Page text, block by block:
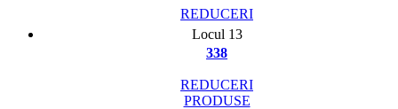
REDUCERI
Locul 13
338
REDUCERI
PRODUSE